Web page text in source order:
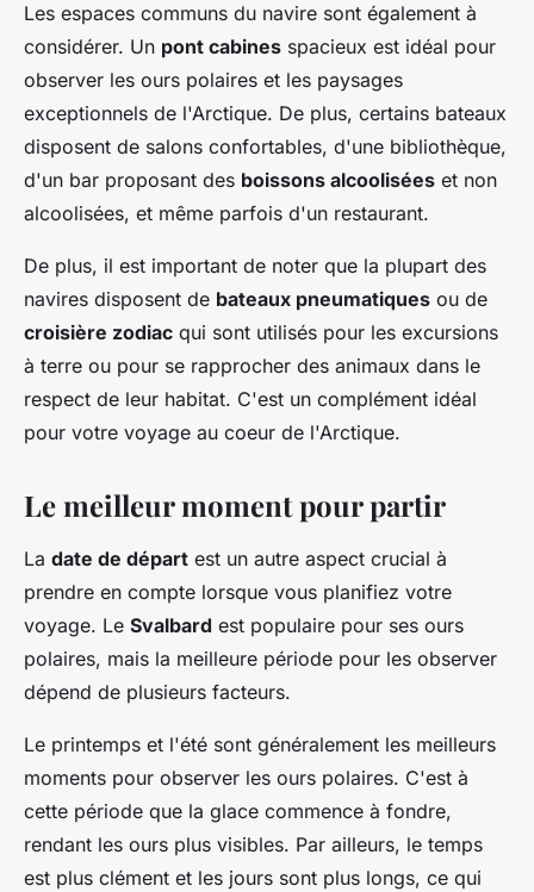
Les espaces communs du navire sont également à
considérer. Un pont cabines spacieux est idéal pour
observer les ours polaires et les paysages
exceptionnels de l'Arctique. De plus, certains bateaux
disposent de salons confortables, d'une bibliothèque,
d'un bar proposant des boissons alcoolisées et non
alcoolisées, et même parfois d'un restaurant.
De plus, il est important de noter que la plupart des
navires disposent de bateaux pneumatiques ou de
croisière zodiac qui sont utilisés pour les excursions
à terre ou pour se rapprocher des animaux dans le
respect de leur habitat. C'est un complément idéal
pour votre voyage au coeur de l'Arctique.
Le meilleur moment pour partir
La date de départ est un autre aspect crucial à
prendre en compte lorsque vous planifiez votre
voyage. Le Svalbard est populaire pour ses ours
polaires, mais la meilleure période pour les observer
dépend de plusieurs facteurs.
Le printemps et l'été sont généralement les meilleurs
moments pour observer les ours polaires. C'est à
cette période que la glace commence à fondre,
rendant les ours plus visibles. Par ailleurs, le temps
est plus clément et les jours sont plus longs, ce qui